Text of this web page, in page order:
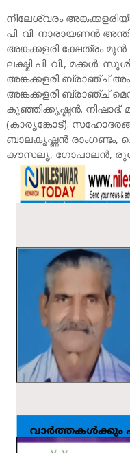
നീലേശ്വരം
പി. വി. നാരായണൻ
അങ്കക്കളരി ക്ഷേത്രം
ലക്ഷ്മി പി. വി., മക്കൾ:
അങ്കക്കളരി ബ്രാഞ്ച്
അങ്കക്കളരി ബ്രാഞ്ച്
കുഞ്ഞിക്കൃഷ്ണൻ. നിഷാദ്.
(കാരൃങ്കോട്).
ബാലകൃഷ്ണൻ രാംഗണ്ടം,
കൗസലൃ, ഗോപാലൻ,